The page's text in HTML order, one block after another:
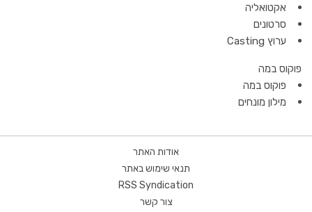
אקטואליה
סרטונים
ערוץ Casting
פוקוס במה
פוקוס במה
מילון מונחים
אודות האתר
תנאי שימוש באתר
RSS Syndication
צור קשר